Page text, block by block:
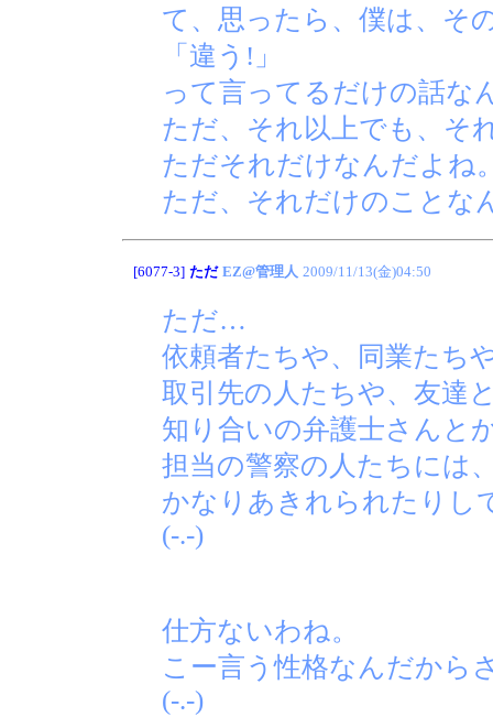
て、思ったら、僕は、そ
「違う!」
って言ってるだけの話な
ただ、それ以上でも、そ
ただそれだけなんだよね
ただ、それだけのことな
[6077-3] ただ EZ@管理人 2009/11/13(金)04:50
ただ…
依頼者たちや、同業たち
取引先の人たちや、友達
知り合いの弁護士さんと
担当の警察の人たちには
かなりあきれられたりし
(-.-)
仕方ないわね。
こー言う性格なんだから
(-.-)